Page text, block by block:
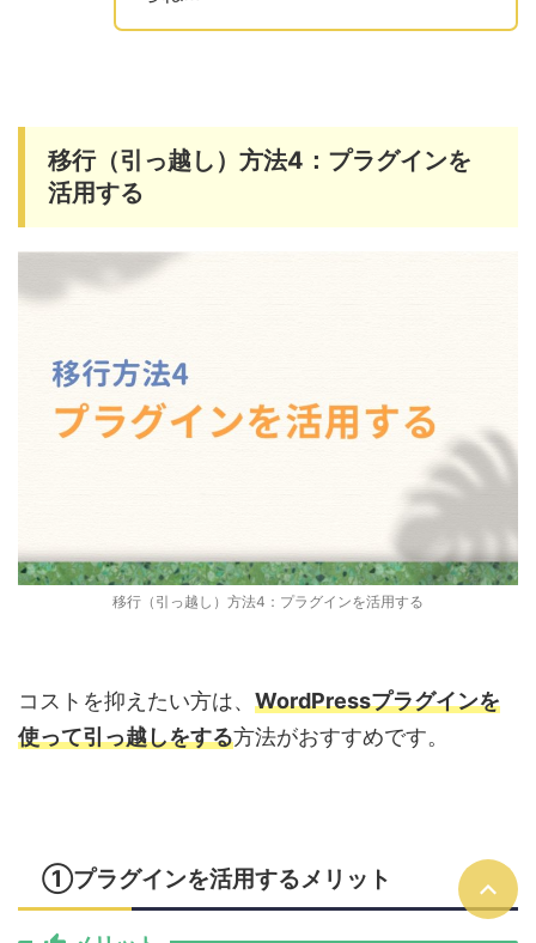
移行（引っ越し）方法4：プラグインを
活用する
移行（引っ越し）方法4：プラグインを活用する
コストを抑えたい方は、 WordPressプラグインを
使って引っ越しをする方法がおすすめです。
①プラグインを活用するメリット